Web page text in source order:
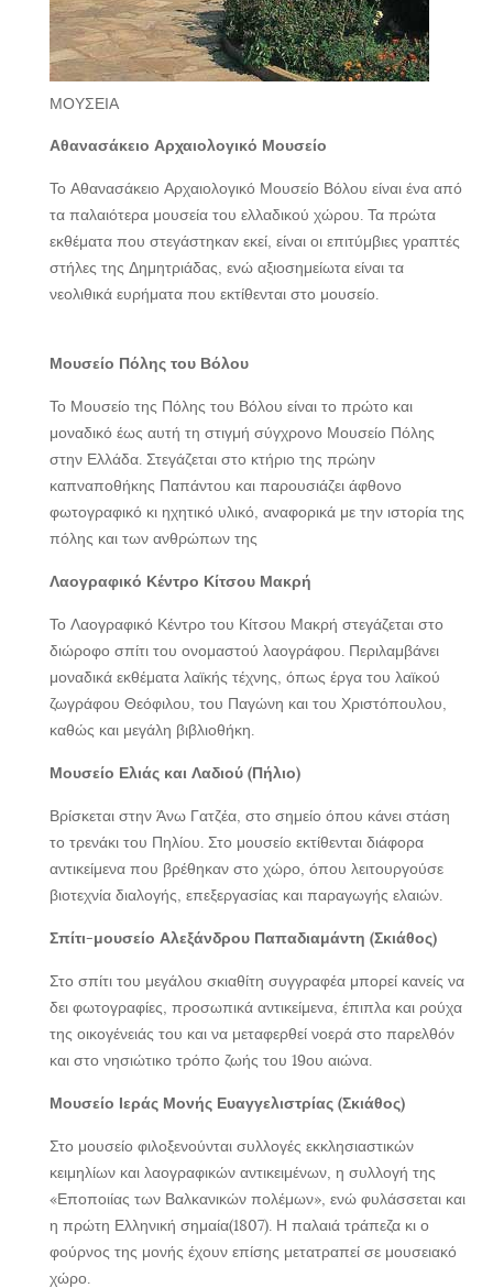
ΜΟΥΣΕΙΑ
Αθανασάκειο Αρχαιολογικό Μουσείο
Το Αθανασάκειο Αρχαιολογικό Μουσείο Βόλου είναι ένα από
τα παλαιότερα μουσεία του ελλαδικού χώρου. Τα πρώτα
εκθέματα που στεγάστηκαν εκεί, είναι οι επιτύμβιες γραπτές
στήλες της Δημητριάδας, ενώ αξιοσημείωτα είναι τα
νεολιθικά ευρήματα που εκτίθενται στο μουσείο.
Μουσείο Πόλης του Βόλου
Το Μουσείο της Πόλης του Βόλου είναι το πρώτο και
μοναδικό έως αυτή τη στιγμή σύγχρονο Μουσείο Πόλης
στην Ελλάδα. Στεγάζεται στο κτήριο της πρώην
καπναποθήκης Παπάντου και παρουσιάζει άφθονο
φωτογραφικό κι ηχητικό υλικό, αναφορικά με την ιστορία της
πόλης και των ανθρώπων της
Λαογραφικό Κέντρο Κίτσου Μακρή
Το Λαογραφικό Κέντρο του Κίτσου Μακρή στεγάζεται στο
διώροφο σπίτι του ονομαστού λαογράφου. Περιλαμβάνει
μοναδικά εκθέματα λαϊκής τέχνης, όπως έργα του λαϊκού
ζωγράφου Θεόφιλου, του Παγώνη και του Χριστόπουλου,
καθώς και μεγάλη βιβλιοθήκη.
Μουσείο Ελιάς και Λαδιού (Πήλιο)
Βρίσκεται στην Άνω Γατζέα, στο σημείο όπου κάνει στάση
το τρενάκι του Πηλίου. Στο μουσείο εκτίθενται διάφορα
αντικείμενα που βρέθηκαν στο χώρο, όπου λειτουργούσε
βιοτεχνία διαλογής, επεξεργασίας και παραγωγής ελαιών.
Σπίτι-μουσείο Αλεξάνδρου Παπαδιαμάντη (Σκιάθος)
Στο σπίτι του μεγάλου σκιαθίτη συγγραφέα μπορεί κανείς να
δει φωτογραφίες, προσωπικά αντικείμενα, έπιπλα και ρούχα
της οικογένειάς του και να μεταφερθεί νοερά στο παρελθόν
και στο νησιώτικο τρόπο ζωής του 19ου αιώνα.
Μουσείο Ιεράς Μονής Ευαγγελιστρίας (Σκιάθος)
Στο μουσείο φιλοξενούνται συλλογές εκκλησιαστικών
κειμηλίων και λαογραφικών αντικειμένων, η συλλογή της
«Εποποιίας των Βαλκανικών πολέμων», ενώ φυλάσσεται και
η πρώτη Ελληνική σημαία(1807). Η παλαιά τράπεζα κι ο
φούρνος της μονής έχουν επίσης μετατραπεί σε μουσειακό
χώρο.